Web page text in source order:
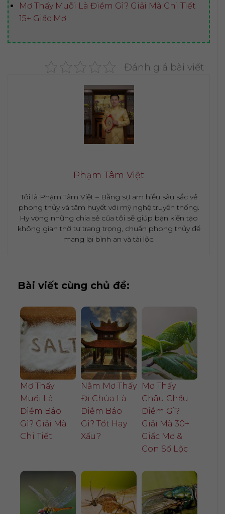
Mơ Thấy Muỗi Là Điềm Gì? Giải Mã Chi Tiết
15+ Giấc Mơ
Đánh giá bài viết
Phạm Tâm Việt
Tôi là Phạm Tâm Việt – Bằng sự am hiểu sâu sắc về
phong thủy và tâm huyết với mỹ nghệ truyền thống.
Hy vọng những chia sẻ của tôi sẽ giúp bạn kiến tạo
không gian thờ tự trang trọng, chuẩn phong thủy để
mang lại bình an và tài lộc.
Bài viết cùng chủ đề:
Mơ Thấy
Muối Là
Điềm Báo
Gì? Giải Mã
Chi Tiết
Nằm Mơ Thấy
Đi Chùa Là
Điềm Báo
Gì? Tốt Hay
Xấu?
Mơ Thấy
Châu Chấu
Điềm Gì?
Giải Mã 30+
Giấc Mơ &
Con Số Lộc